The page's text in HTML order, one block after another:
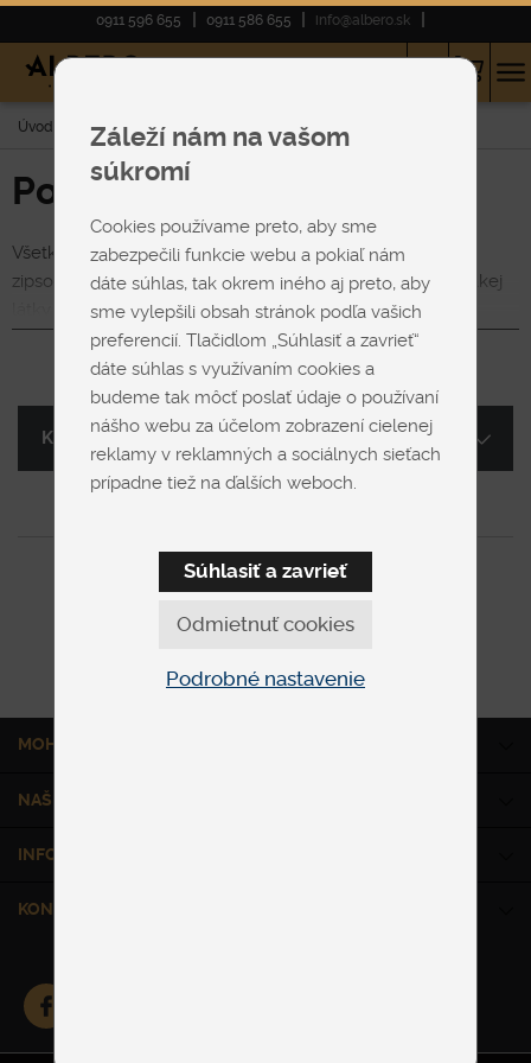
0911 596 655 0911 586 655 info@albero.sk
Úvod E-shop Poťahy na matrace
Poťahy na matrace
Všetky matrace SEGUM majú snímateľný prací poťah, so
zipsom po celom obvode. Je na rozhodnutí zákazníka, z akej
látky si vyberie poťah na matrac. Výhodou snímateľného
poťahu je, že po nejakom čase používania, keď už nebude so
stavom poťahu na svojom matraci spokojný, ušijeme vám
nový poťah a váš matrac bude opäť ako nový.
Zobraziť viac
0položiek z 0
Kategória
MOHLO BY VÁS ZAUJÍMAŤ
NAŠE SLUŽBY
INFORMÁCIE
KONTAKT
Záleží nám na vašom
súkromí
Cookies používame preto, aby sme
zabezpečili funkcie webu a pokiaľ nám
dáte súhlas, tak okrem iného aj preto, aby
sme vylepšili obsah stránok podľa vašich
preferencií. Tlačidlom „Súhlasiť a zavrieť“
dáte súhlas s využívaním cookies a
budeme tak môcť poslať údaje o používaní
nášho webu za účelom zobrazení cielenej
reklamy v reklamných a sociálnych sieťach
prípadne tiež na ďalších weboch.
Odmietnuť cookies
Súhlasiť a zavrieť
Podrobné nastavenie